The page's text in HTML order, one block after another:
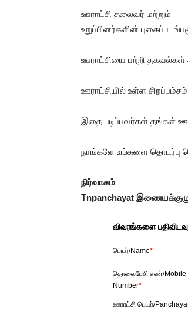
ஊராட்சி தலைவர் மற்றும்
உறுப்பினர்களின்
ஊராட்சியை பற்றி தகவல்கள்
ஊராட்சியில் உள்ள
இதை படிப்பவர்கள் தங்கள்
நாங்களே உங்களை
நிர்வாகம்
Tnpanchayat
விவரங்களை
பெயர்/Name*
தொலைபேசி எண்/Mobile
Number*
ஊராட்சி பெயர்/